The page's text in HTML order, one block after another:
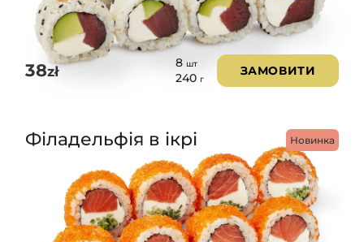
38zł
8 шт
240 г
ЗАМОВИТИ
Новинка
Філадельфія в ікрі